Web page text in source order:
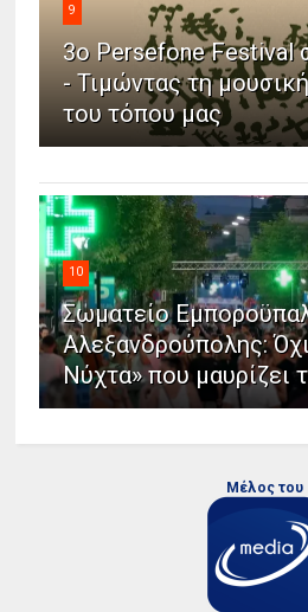
9
3ο Persefone Festival
- Τιμώντας τη
του τόπου μας
10
Σωματείο
Αλεξανδρούπολης:
Νύχτα» που μαυρίζει
Μέλος του